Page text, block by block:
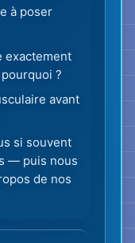
:
discipline
chaînon
perception
de mon
tension
les
de